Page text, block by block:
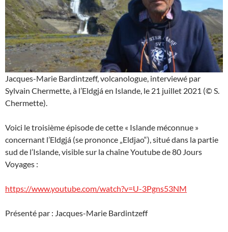
Jacques-Marie Bardintzeff, volcanologue, interviewé par
Sylvain Chermette, à l’Eldgjá en Islande, le 21 juillet 2021 (© S.
Chermette).
Voici le troisième épisode de cette « Islande méconnue »
concernant l’Eldgjá (se prononce „Eldjao“), situé dans la partie
sud de l’Islande, visible sur la chaîne Youtube de 80 Jours
Voyages :
https://www.youtube.com/watch?v=U-3Pgns53NM
Présenté par : Jacques-Marie Bardintzeff